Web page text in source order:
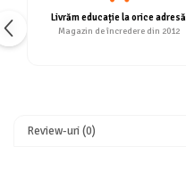
Livrăm educație la orice adresă
Magazin de încredere din 2012
Review-uri(0)